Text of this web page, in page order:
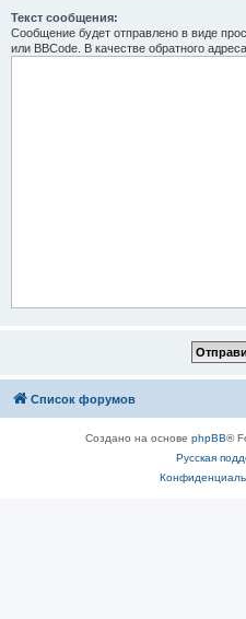
Текст сообщения:
Сообщение будет отправлено в виде
или BBCode. В качестве обратного
Список форумов
Создано на основе phpBB®
Русская